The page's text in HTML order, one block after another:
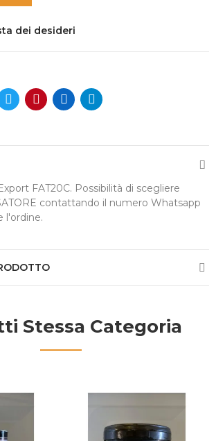
dei desideri
FAT20C. Possibilità di scegliere
contattando il numero Whatsapp
l'ordine.
Stessa Categoria